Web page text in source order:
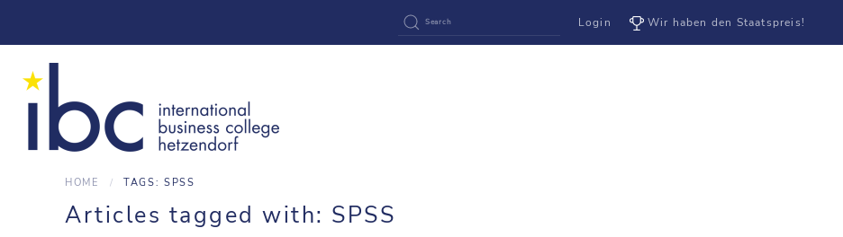
Login Wir haben den Staatspreis!
HOME TAGS: SPSS
Articles tagged with: SPSS